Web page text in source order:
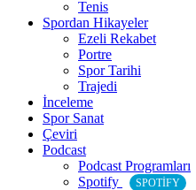
Tenis
Spordan Hikayeler
Ezeli Rekabet
Portre
Spor Tarihi
Trajedi
İnceleme
Spor Sanat
Çeviri
Podcast
Podcast Programları
Spotify
SPOTIFY